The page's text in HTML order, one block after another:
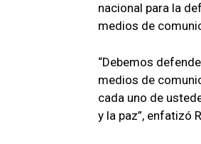
nacional para la
medios de
“Debemos
medios de
cada uno de
y la paz”, enfatizó